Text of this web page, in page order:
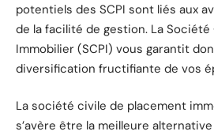
potentiels des SCPI sont liés aux
de la facilité de gestion. La
Immobilier (SCPI) vous garantit
diversification fructifiante de vos
La société civile de placement
s’avère être la meilleure